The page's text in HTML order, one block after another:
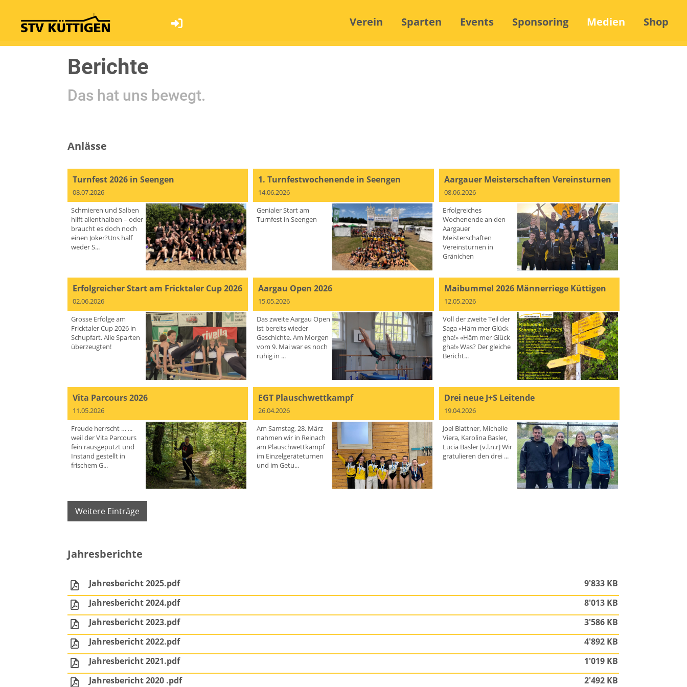
Verein Sparten Events Sponsoring Medien Shop
Berichte
Das hat uns bewegt.
Anlässe
Turnfest 2026 in Seengen
08.07.2026
Schmieren und Salben
hilft allenthalben – oder
braucht es doch noch
einen Joker?Uns half
weder S...
1. Turnfestwochenende in Seengen
14.06.2026
Genialer Start am
Turnfest in Seengen
Aargauer Meisterschaften Vereinsturnen
08.06.2026
Erfolgreiches
Wochenende an den
Aargauer
Meisterschaften
Vereinsturnen in
Gränichen
Erfolgreicher Start am Fricktaler Cup 2026
02.06.2026
Grosse Erfolge am
Fricktaler Cup 2026 in
Schupfart. Alle Sparten
überzeugten!
Aargau Open 2026
15.05.2026
Das zweite Aargau Open
ist bereits wieder
Geschichte. Am Morgen
vom 9. Mai war es noch
ruhig in ...
Maibummel 2026 Männerriege Küttigen
12.05.2026
Voll der zweite Teil der
Saga «Häm mer Glück
gha!» «Häm mer Glück
gha!» Was? Der gleiche
Bericht...
Vita Parcours 2026
11.05.2026
Freude herrscht … ...
weil der Vita Parcours
fein rausgeputzt und
Instand gestellt in
frischem G...
EGT Plauschwettkampf
26.04.2026
Am Samstag, 28. März
nahmen wir in Reinach
am Plauschwettkampf
im Einzelgeräteturnen
und im Getu...
Drei neue J+S Leitende
19.04.2026
Joel Blattner, Michelle
Viera, Karolina Basler,
Lucia Basler [v.l.n.r] Wir
gratulieren den drei ...
Weitere Einträge
Jahresberichte
Jahresbericht 2025.pdf
9'833 KB
Jahresbericht 2024.pdf
8'013 KB
Jahresbericht 2023.pdf
3'586 KB
Jahresbericht 2022.pdf
4'892 KB
Jahresbericht 2021.pdf
1'019 KB
Jahresbericht 2020 .pdf
2'492 KB